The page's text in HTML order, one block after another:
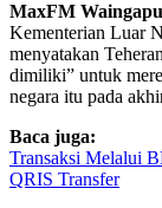
MaxFM
Kementerian Luar
menyatakan
dimiliki” untuk
negara itu pada
Baca juga:
Transaksi Melalui
QRIS Transfer